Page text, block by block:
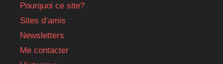
Pourquoi ce site?
Sites d’amis
Newsletters
Me contacter